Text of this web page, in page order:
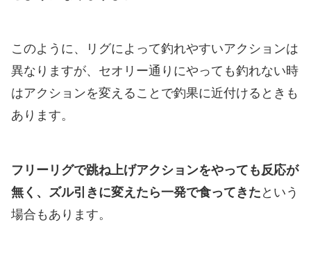
このように、リグによって釣れやすいアクションは
異なりますが、セオリー通りにやっても釣れない時
はアクションを変えることで釣果に近付けるときも
あります。
フリーリグで跳ね上げアクションをやっても反応が
無く、ズル引きに変えたら一発で食ってきた という
場合もあります。